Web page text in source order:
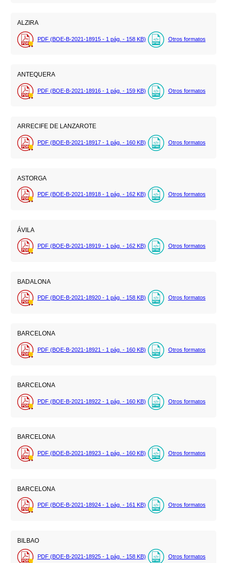
ALZIRA
PDF (BOE-B-2021-18915 - 1 pág. - 158 KB) Otros formatos
ANTEQUERA
PDF (BOE-B-2021-18916 - 1 pág. - 159 KB) Otros formatos
ARRECIFE DE LANZAROTE
PDF (BOE-B-2021-18917 - 1 pág. - 160 KB) Otros formatos
ASTORGA
PDF (BOE-B-2021-18918 - 1 pág. - 162 KB) Otros formatos
ÁVILA
PDF (BOE-B-2021-18919 - 1 pág. - 162 KB) Otros formatos
BADALONA
PDF (BOE-B-2021-18920 - 1 pág. - 158 KB) Otros formatos
BARCELONA
PDF (BOE-B-2021-18921 - 1 pág. - 160 KB) Otros formatos
BARCELONA
PDF (BOE-B-2021-18922 - 1 pág. - 160 KB) Otros formatos
BARCELONA
PDF (BOE-B-2021-18923 - 1 pág. - 160 KB) Otros formatos
BARCELONA
PDF (BOE-B-2021-18924 - 1 pág. - 161 KB) Otros formatos
BILBAO
PDF (BOE-B-2021-18925 - 1 pág. - 158 KB) Otros formatos